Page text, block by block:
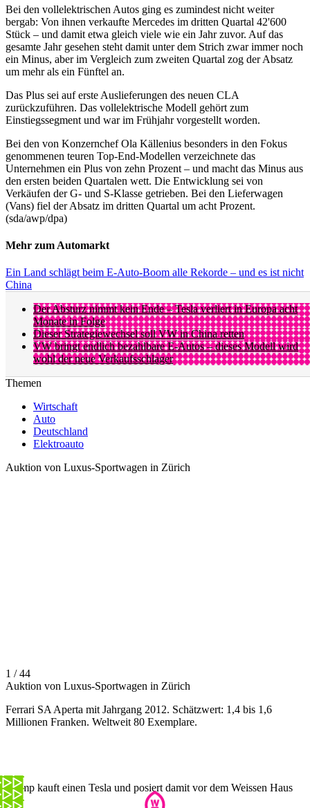
Bei den vollelektrischen Autos ging es zumindest nicht weiter
bergab: Von ihnen verkaufte Mercedes im dritten Quartal 42'600
Stück – und damit etwa gleich viele wie ein Jahr zuvor. Auf das
gesamte Jahr gesehen steht damit unter dem Strich zwar immer noch
ein Minus, aber im Vergleich zum zweiten Quartal zog der Absatz
um mehr als ein Fünftel an.
Das Plus sei auf erste Auslieferungen des neuen CLA
zurückzuführen. Das vollelektrische Modell gehört zum
Einstiegssegment und war im Frühjahr vorgestellt worden.
Bei den von Konzernchef Ola Källenius besonders in den Fokus
genommenen teuren Top-End-Modellen verzeichnete das
Unternehmen ein Plus von zehn Prozent – und macht das Minus aus
den ersten beiden Quartalen wett. Die Entwicklung sei von
Verkäufen der G- und S-Klasse getrieben. Bei den Lieferwagen
(Vans) fiel der Absatz im dritten Quartal um acht Prozent.
(sda/awp/dpa)
Mehr zum Automarkt
Ein Land schlägt beim E-Auto-Boom alle Rekorde – und es ist nicht
China
Der Absturz nimmt kein Ende – Tesla verliert in Europa acht
Monate in Folge
Dieser Strategiewechsel soll VW in China retten
VW bringt endlich bezahlbare E-Autos – dieses Modell wird
wohl der neue Verkaufsschlager
Themen
Wirtschaft
Auto
Deutschland
Elektroauto
Auktion von Luxus-Sportwagen in Zürich
1 / 44
Auktion von Luxus-Sportwagen in Zürich
Ferrari SA Aperta mit Jahrgang 2012. Schätzwert: 1,4 bis 1,6
Millionen Franken. Weltweit 80 Exemplare.
Trump kauft einen Tesla und posiert damit vor dem Weissen Haus